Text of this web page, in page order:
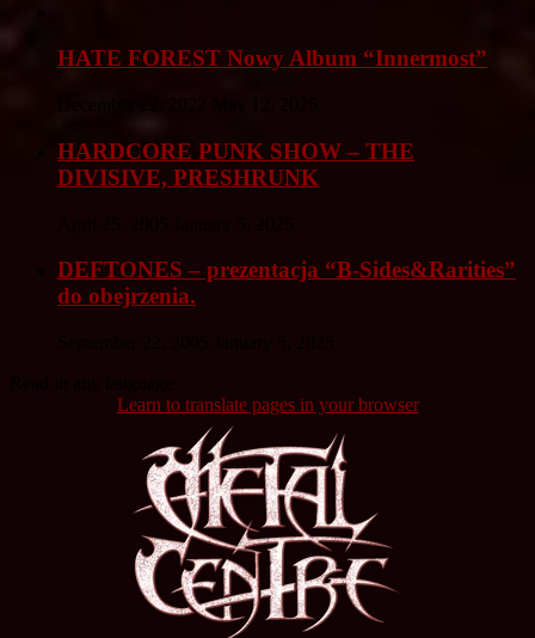
HATE FOREST Nowy Album “Innermost”
HARDCORE PUNK SHOW – THE
DIVISIVE, PRESHRUNK
DEFTONES – prezentacja “B-Sides&Rarities”
do obejrzenia.
Learn to translate pages in your browser